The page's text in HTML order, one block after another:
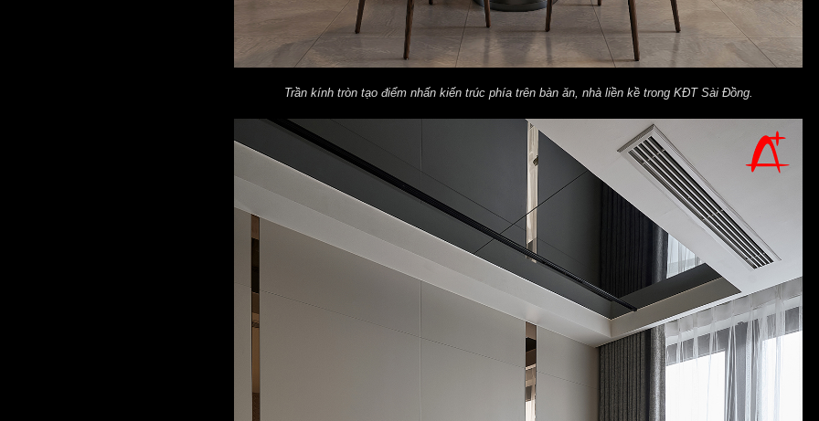
Trần kính tròn tạo điểm nhấn kiến trúc phía trên bàn ăn, nhà liền kề trong KĐT Sài Đồng.